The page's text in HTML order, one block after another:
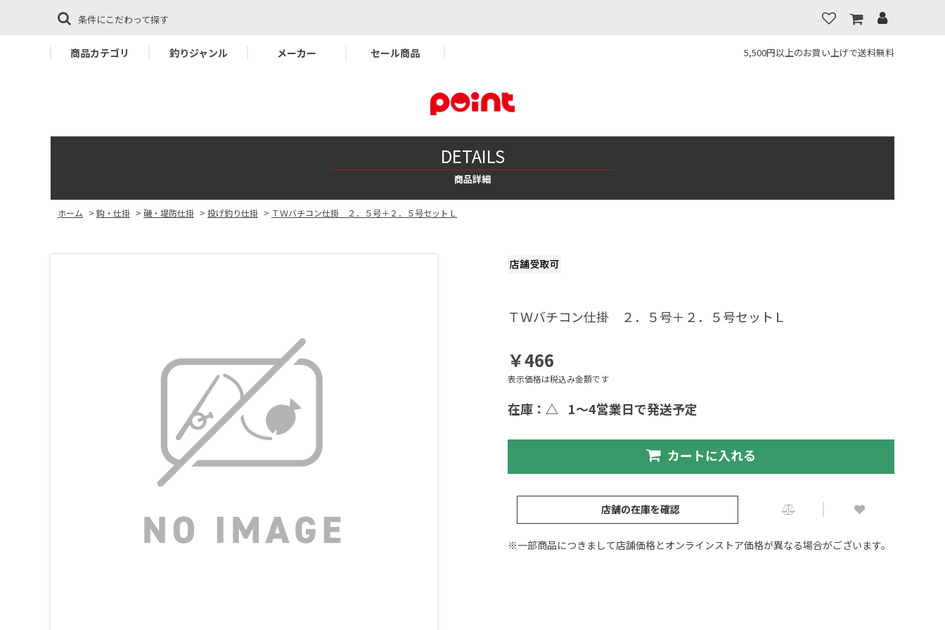
条件にこだわって探す
商品カテゴリ 釣りジャンル メーカー セール商品 5,500円以上のお買い上げで送料無料
DETAILS
商品詳細
ホーム > 鈎・仕掛 > 磯・堤防仕掛 > 投げ釣り仕掛 > ＴＷバチコン仕掛 ２．５号＋２．５号セットＬ
ＴＷバチコン仕掛 ２．５号＋２．５号セットＬ
￥466
表示価格は税込み金額です
在庫：△ 1～4営業日で発送予定
カートに入れる
店舗の在庫を確認
※一部商品につきまして店舗価格とオンラインストア価格が異なる場合がございます。